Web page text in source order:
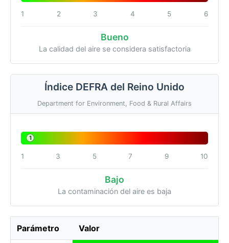
1 2 3 4 5 6
Bueno
La calidad del aire se considera satisfactoria
Índice DEFRA del Reino Unido
Department for Environment, Food & Rural Affairs
1
1 3 5 7 9 10
Bajo
La contaminación del aire es baja
Parámetro Valor